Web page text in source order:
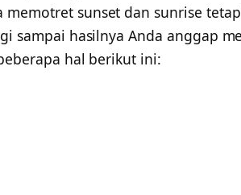
memotret sunset dan sunrise
sampai hasilnya Anda anggap
hal berikut ini: